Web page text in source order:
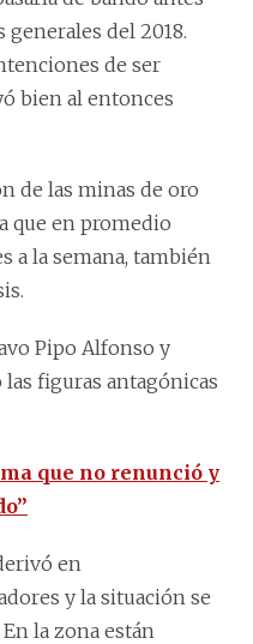
generales del 2018.
de ser
bien al entonces
de las minas de oro
que en promedio
a la semana, también
Pipo Alfonso y
figuras antagónicas
que no renunció y
en
y la situación se
la zona están